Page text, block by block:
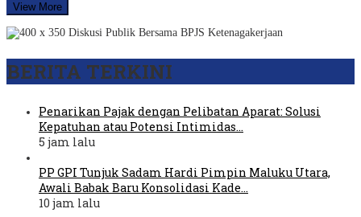
View More
BERITA TERKINI
Penarikan Pajak dengan Pelibatan Aparat: Solusi
Kepatuhan atau Potensi Intimidas…
5 jam lalu
PP GPI Tunjuk Sadam Hardi Pimpin Maluku Utara,
Awali Babak Baru Konsolidasi Kade…
10 jam lalu